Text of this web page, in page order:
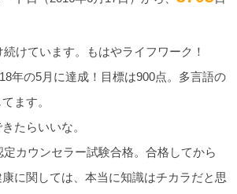
けています。もはやライフワーク！
年の5月に達成！目標は900点。多言語の
ます。
たらいいな。
カウンセラー試験合格。合格してから
に関しては、本当に知識はチカラだと思